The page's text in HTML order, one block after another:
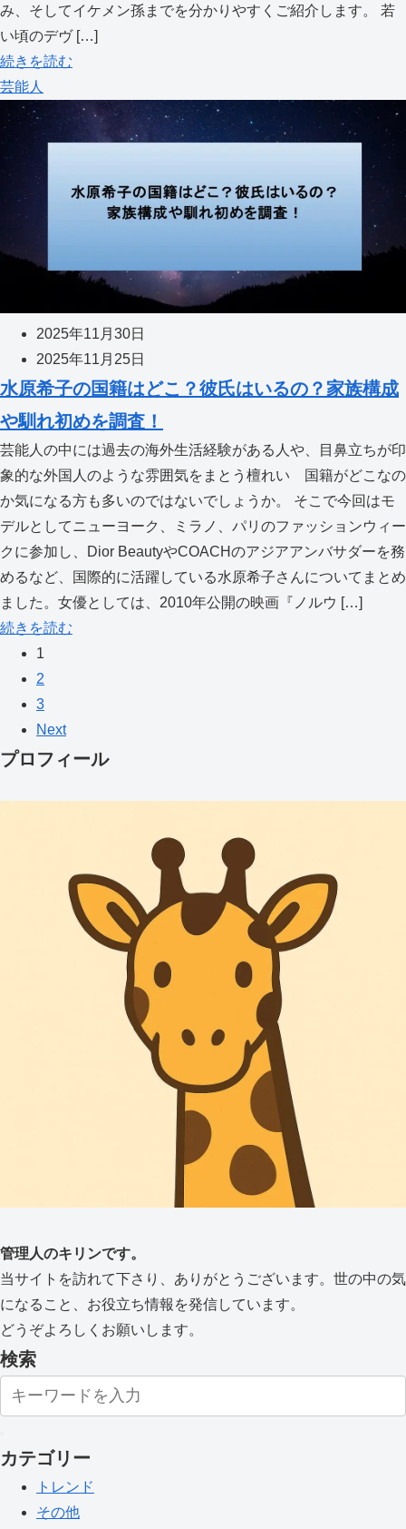
み、そしてイケメン孫までを分かりやすくご紹介します。 若
い頃のデヴ […]
続きを読む
芸能人
2025年11月30日
2025年11月25日
水原希子の国籍はどこ？彼氏はいるの？家族構成
や馴れ初めを調査！
芸能人の中には過去の海外生活経験がある人や、目鼻立ちが印
象的な外国人のような雰囲気をまとう檀れい 国籍がどこなの
か気になる方も多いのではないでしょうか。 そこで今回はモ
デルとしてニューヨーク、ミラノ、パリのファッションウィー
クに参加し、Dior BeautyやCOACHのアジアアンバサダーを務
めるなど、国際的に活躍している水原希子さんについてまとめ
ました。女優としては、2010年公開の映画『ノルウ […]
続きを読む
1
2
3
Next
プロフィール
管理人のキリンです。
当サイトを訪れて下さり、ありがとうございます。世の中の気
になること、お役立ち情報を発信しています。
どうぞよろしくお願いします。
検索
カテゴリー
トレンド
その他